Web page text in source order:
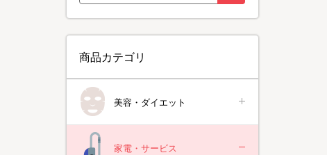
商品カテゴリ
美容・ダイエット
家電・サービス